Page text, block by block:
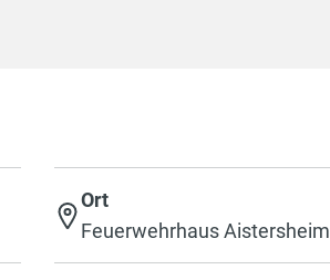
Ort
Feuerwehrhaus Aistersheim